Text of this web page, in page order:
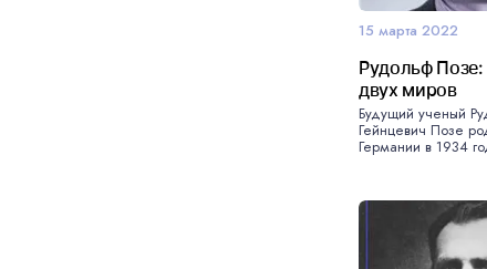
15 марта 2022
Рудольф
двух миров
Будущий ученый
Гейнцевич Позе
Германии в 1934